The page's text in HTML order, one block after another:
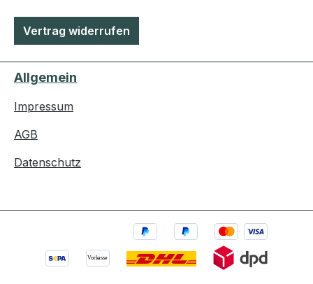
Vertrag widerrufen
Allgemein
Impressum
AGB
Datenschutz